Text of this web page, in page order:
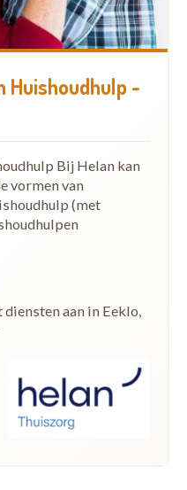
Huishoudhulp -
Bij Helan kan
vormen van
(met
aan in Eeklo,